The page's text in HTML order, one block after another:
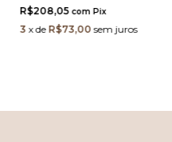
R$208,05 com Pix
3 xde R$73,00 sem juros